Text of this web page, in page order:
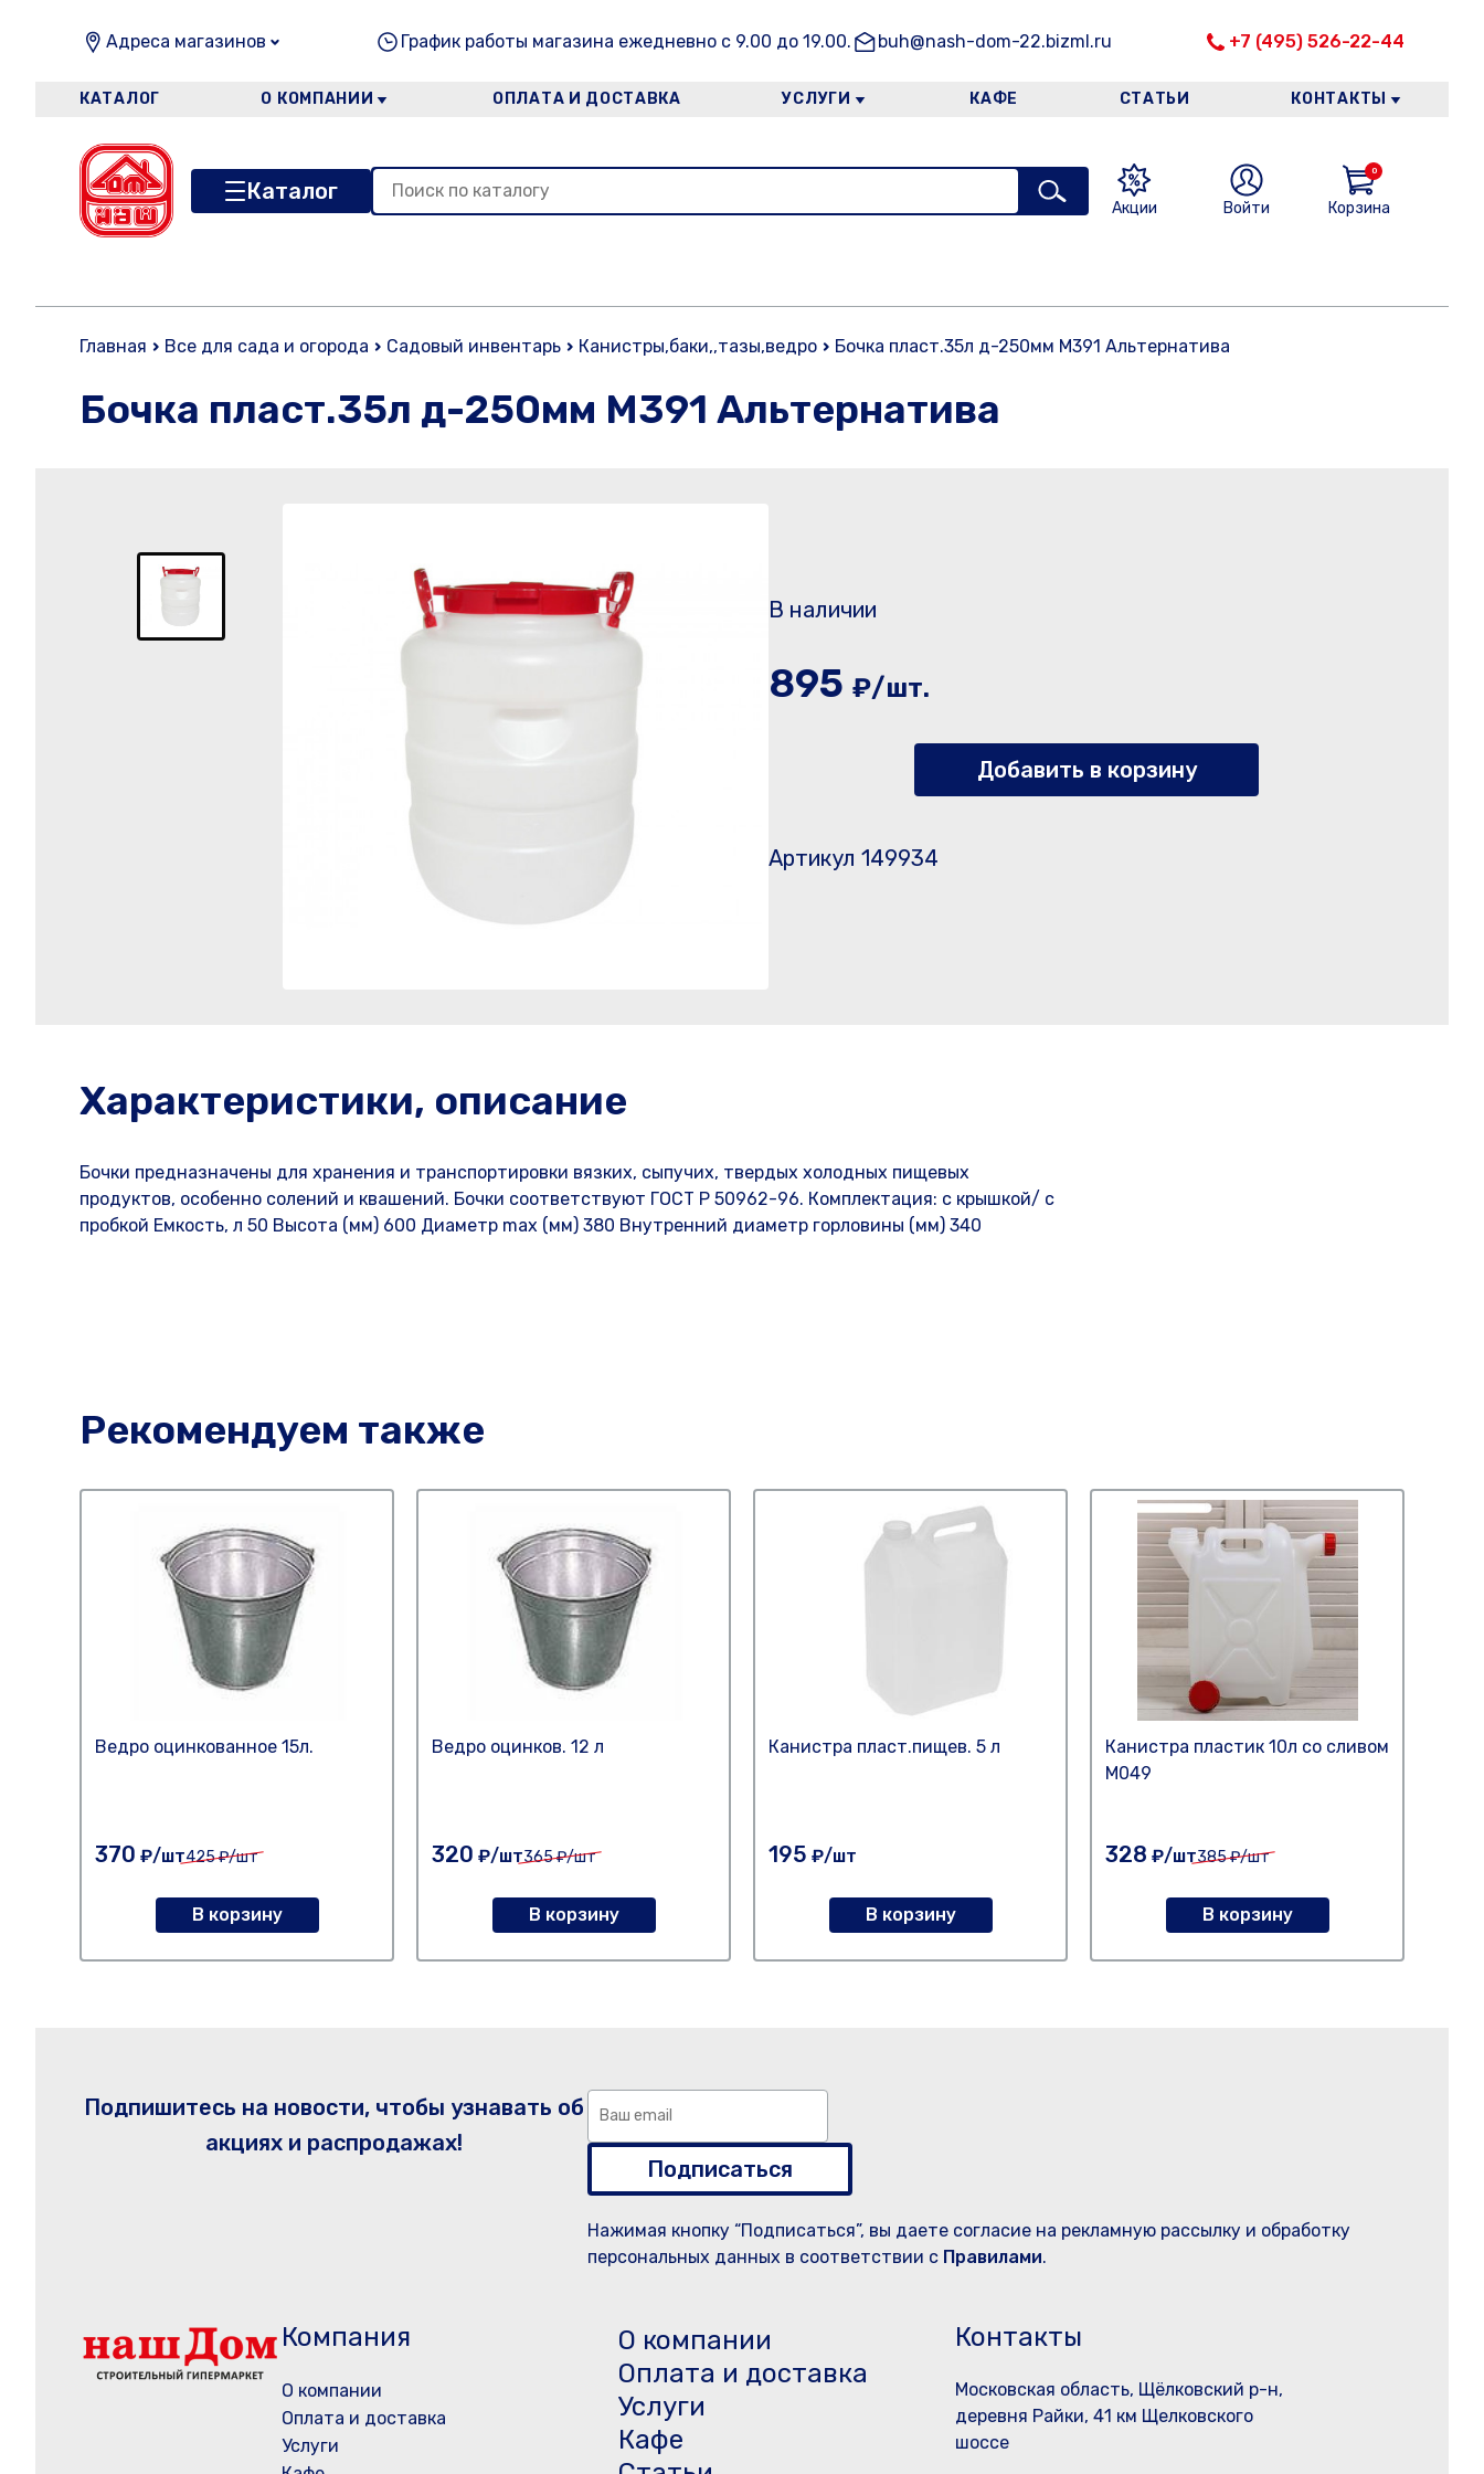
Адреса магазинов График работы магазина ежедневно с 9.00 до 19.00. buh@nash-dom-22.bizml.ru +7 (495) 526-22-44
КАТАЛОГ О КОМПАНИИ ОПЛАТА И ДОСТАВКА УСЛУГИ КАФЕ СТАТЬИ КОНТАКТЫ
Каталог
Акции Войти Корзина
0
Главная Все для сада и огорода Садовый инвентарь Канистры,баки,,тазы,ведро Бочка пласт.35л д-250мм М391 Альтернатива
Бочка пласт.35л д-250мм М391 Альтернатива
В наличии
895 ₽/шт.
Добавить в корзину
Артикул 149934
Характеристики, описание
Бочки предназначены для хранения и транспортировки вязких, сыпучих, твердых холодных пищевых
продуктов, особенно солений и квашений. Бочки соответствуют ГОСТ Р 50962-96. Комплектация: с крышкой/ с
пробкой Емкость, л 50 Высота (мм) 600 Диаметр max (мм) 380 Внутренний диаметр горловины (мм) 340
Рекомендуем также
Ведро оцинкованное 15л.
370 ₽/шт425₽/шт
В корзину
Ведро оцинков. 12 л
320 ₽/шт365₽/шт
В корзину
Канистра пласт.пищев. 5 л
195 ₽/шт
В корзину
Канистра пластик 10л со сливом
М049
328 ₽/шт385₽/шт
В корзину
Подпишитесь на новости, чтобы узнавать об
акциях и распродажах!
Подписаться
Нажимая кнопку “Подписаться”, вы даете согласие на рекламную рассылку и обработку
персональных данных в соответствии с Правилами.
Компания
О компании
Оплата и доставка
Услуги
О компании
Оплата и доставка
Услуги
Кафе
Контакты
Московская область, Щёлковский р-н,
деревня Райки, 41 км Щелковского
шоссе